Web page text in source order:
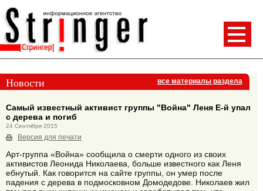
Новости все материалы раздела
Самый известный активист группы "Война" Леня Е-й упал
с дерева и погиб
24 Сентября 2015
Версия для печати
Арт-группа «Война» сообщила о смерти одного из своих
активистов Леонида Николаева, больше известного как Леня
ебнутый. Как говорится на сайте группы, он умер после
падения с дерева в подмосковном Домодедове. Николаев жил